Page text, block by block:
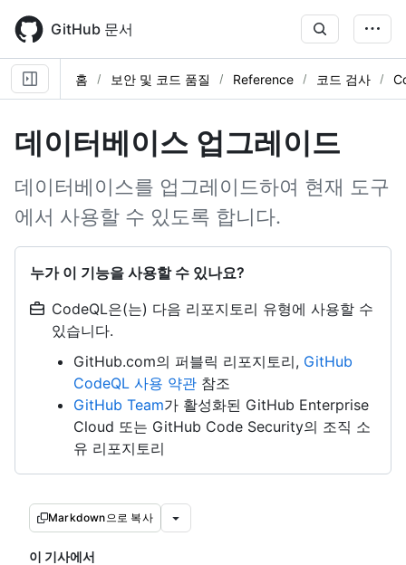
main
content
GitHub 문서
홈 보안 및 코드 품질 Reference 코드 검사
데이터베이스 업그레이드
데이터베이스를 업그레이드하여 현재 도구
에서 사용할 수 있도록 합니다.
누가 이 기능을 사용할 수 있나요?
CodeQL은(는) 다음 리포지토리 유형에 사용할 수
있습니다.
GitHub.com의 퍼블릭 리포지토리, GitHub
CodeQL 사용 약관 참조
GitHub Team가 활성화된 GitHub Enterprise
Cloud 또는 GitHub Code Security의 조직 소
유 리포지토리
Markdown으로 복사
이 기사에서